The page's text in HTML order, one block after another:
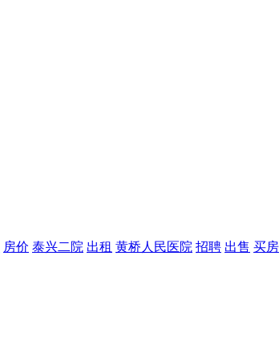
房价 泰兴二院 出租 黄桥人民医院 招聘 出售 买房